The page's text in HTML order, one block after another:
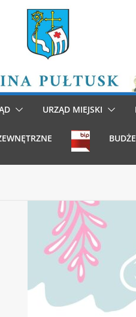
URZĄD MIEJSKI